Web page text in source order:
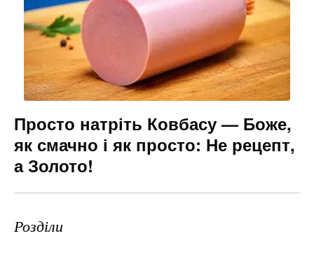
Просто натріть Ковбасу — Боже,
як смачно і як просто: Не рецепт,
а Золото!
Розділи